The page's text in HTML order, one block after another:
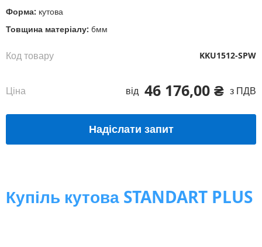
Форма: кутова
Товщина матеріалу: 6мм
46 176,00 ₴ з ПДВ
Ціна від
Код товару KKU1512-SPW
Надіслати запит
Купіль кутова STANDART PLUS